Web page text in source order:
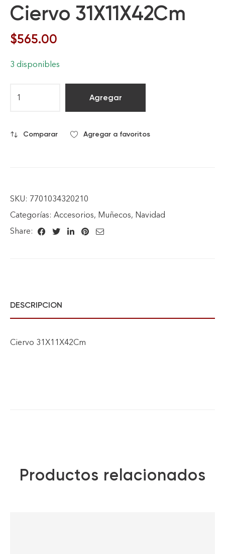
Ciervo 31X11X42Cm
$565.00
3 disponibles
Agregar
Comparar Agregar a favoritos
SKU: 7701034320210
Categorías: Accesorios, Muñecos, Navidad
Share:
DESCRIPCION
Ciervo 31X11X42Cm
Productos relacionados